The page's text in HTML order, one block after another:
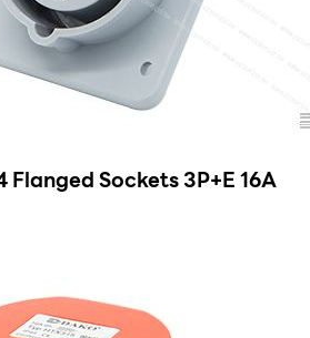
Flanged Sockets 3P+E 16A